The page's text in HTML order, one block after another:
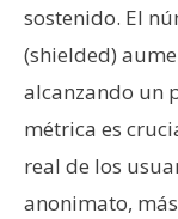
sostenido. El
(shielded)
alcanzando un
métrica es
real de los
anonimato,